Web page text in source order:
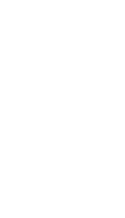
Korea Untuk CPMI